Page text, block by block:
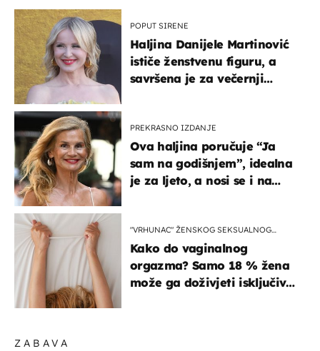
ZABAVA
POPUT SIRENE
Haljina Danijele Martinović
ističe ženstvenu figuru, a
savršena je za večernji
PREKRASNO IZDANJE
Ova haljina poručuje “Ja
sam na godišnjem”, idealna
je za ljeto, a nosi se i na
"VRHUNAC" ŽENSKOG SEKSUALNOG
Kako do vaginalnog
orgazma? Samo 18 % žena
može ga doživjeti isključivo